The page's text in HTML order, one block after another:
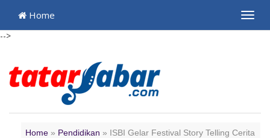
-->
Home
Home » Pendidikan » ISBI Gelar Festival Story Telling Cerita